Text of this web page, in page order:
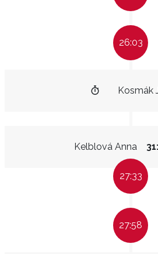
26:03
Kosmák
Kelblová Anna
27:33
27:58